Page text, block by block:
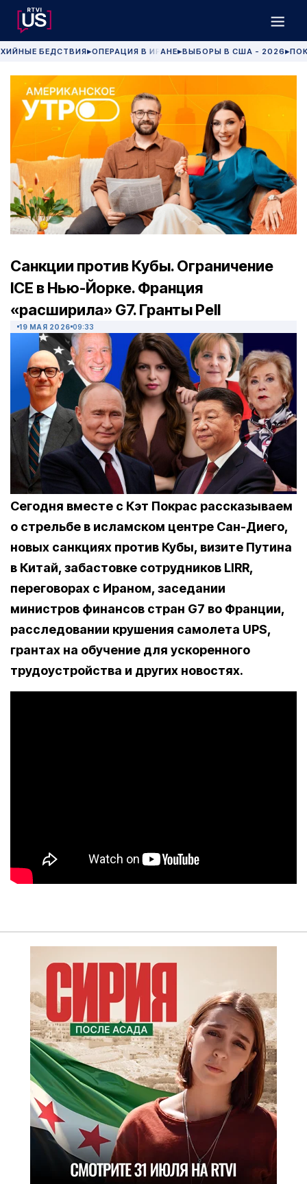
БЕДСТВИЯ▶ОПЕРАЦИЯ В ИРАНЕ▶ВЫБОРЫ В США - 2026 ▶
Санкции против Кубы. Ограничение
ICE в Нью-Йорке. Франция
«расширила» G7. Гранты Pell
19 МАЯ 2026 09:33
Сегодня вместе с Кэт Покрас рассказываем
о стрельбе в исламском центре Сан-Диего,
новых санкциях против Кубы, визите Путина
в Китай, забастовке сотрудников LIRR,
переговорах с Ираном, заседании
министров финансов стран G7 во Франции,
расследовании крушения самолета UPS,
грантах на обучение для ускоренного
трудоустройства и других новостях.